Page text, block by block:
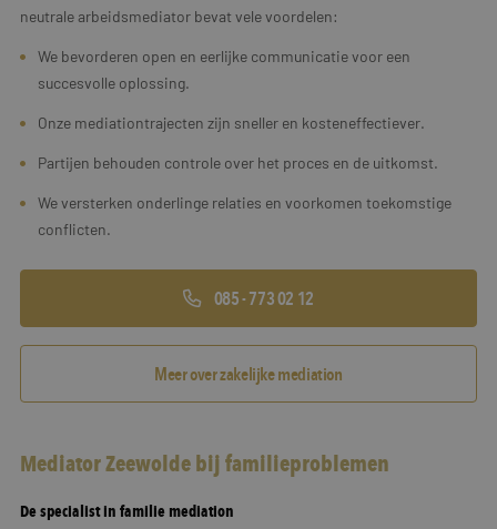
neutrale arbeidsmediator bevat vele voordelen:
We bevorderen open en eerlijke communicatie voor een
succesvolle oplossing.
Onze mediationtrajecten zijn sneller en kosteneffectiever.
Partijen behouden controle over het proces en de uitkomst.
We versterken onderlinge relaties en voorkomen toekomstige
conflicten.
085 - 773 02 12
Meer over zakelijke mediation
Mediator Zeewolde bij familieproblemen
De specialist in familie mediation